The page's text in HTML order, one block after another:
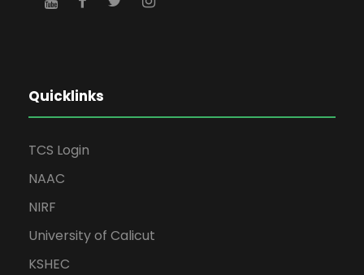
Quicklinks
TCS Login
NAAC
NIRF
University of Calicut
KSHEC